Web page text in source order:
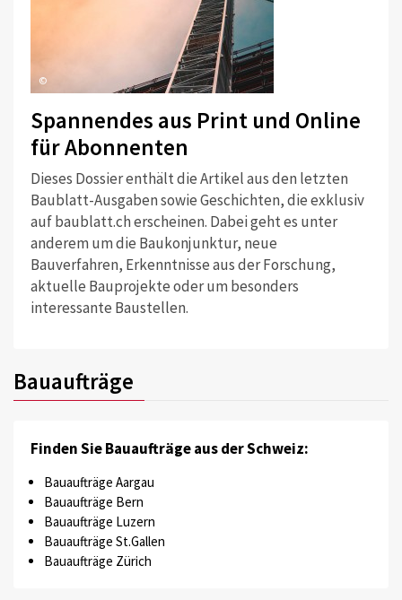
©
Spannendes aus Print und Online
für Abonnenten
Dieses Dossier enthält die Artikel aus den letzten
Baublatt-Ausgaben sowie Geschichten, die exklusiv
auf baublatt.ch erscheinen. Dabei geht es unter
anderem um die Baukonjunktur, neue
Bauverfahren, Erkenntnisse aus der Forschung,
aktuelle Bauprojekte oder um besonders
interessante Baustellen.
Bauaufträge
Finden Sie Bauaufträge aus der Schweiz:
Bauaufträge Aargau
Bauaufträge Bern
Bauaufträge Luzern
Bauaufträge St.Gallen
Bauaufträge Zürich